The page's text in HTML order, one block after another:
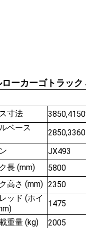
ーカーゴトラッ
寸法
ベース
2850,3360
JX493
長 (mm)
5800
高さ (mm) 2350
ッド (ホイ
1475
重量 (kg)
2005